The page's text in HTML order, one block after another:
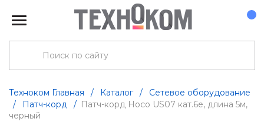
Техноком Главная / Каталог /
Сетевое оборудование
/
Патч-корд / Патч-корд Hoco US07 кат.6е, длина 5м,
черный